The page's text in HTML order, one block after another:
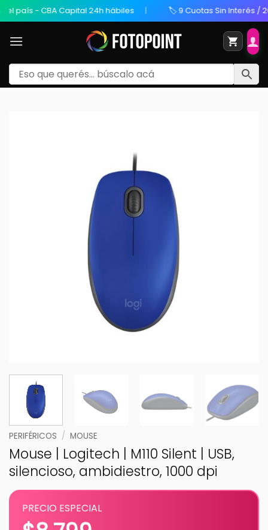
- CBA Capital 24h hábiles 🏷️ 9 Cuotas Sin Interés / 20%
PERIFÉRICOS / MOUSE
Mouse | Logitech | M110 Silent | USB,
silencioso, ambidiestro, 1000 dpi
PRECIO ESPECIAL